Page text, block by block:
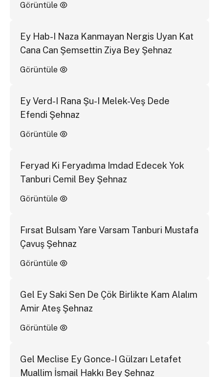
Görüntüle
Ey Hab-I Naza Kanmayan Nergis Uyan Kat
Cana Can Şemsettin Ziya Bey Şehnaz
Görüntüle
Ey Verd-I Rana Şu-I Melek-Veş Dede
Efendi Şehnaz
Görüntüle
Feryad Ki Feryadıma Imdad Edecek Yok
Tanburi Cemil Bey Şehnaz
Görüntüle
Fırsat Bulsam Yare Varsam Tanburi Mustafa
Çavuş Şehnaz
Görüntüle
Gel Ey Saki Sen De Çök Birlikte Kam Alalım
Amir Ateş Şehnaz
Görüntüle
Gel Meclise Ey Gonce-I Gülzarı Letafet
Muallim İsmail Hakkı Bey Şehnaz